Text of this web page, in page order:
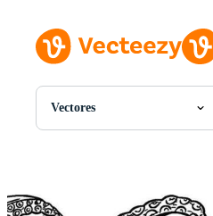
Vectores
Todas Imágenes